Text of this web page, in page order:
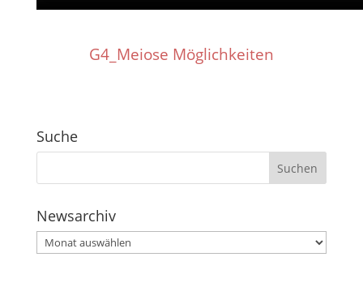
G4_Meiose Möglichkeiten
Suche
Newsarchiv
Newsarchiv